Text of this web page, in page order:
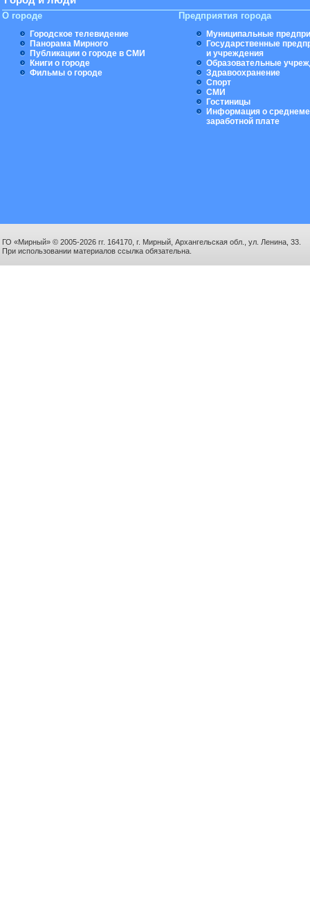
О городе
Городское телевидение
Панорама Мирного
Публикации о городе в СМИ
Книги о городе
Фильмы о городе
Предприятия города
Муниципальные
Государственные
и учреждения
Образовательные
Здравоохранение
Спорт
СМИ
Гостиницы
Информация о
заработной плате
ГО «Мирный» © 2005-2026 гг. 164170, г. Мирный, Архангельская обл., ул. Ленина, 33.
При использовании материалов ссылка обязательна.